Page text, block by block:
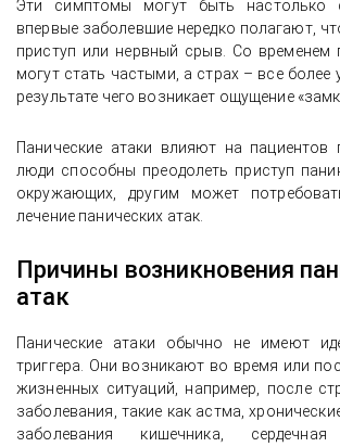
Эти симптомы могут быть настолько
впервые заболевшие нередко полагают,
приступ или нервный срыв. Со временем
могут стать частыми, а страх – все более
результате чего возникает ощущение
Панические атаки влияют на пациентов
люди способны преодолеть приступ
окружающих, другим может
лечение панических атак.
Причины возникновения
атак
Панические атаки обычно не имеют
триггера. Они возникают во время или
жизненных ситуаций, например, после
заболевания, такие как астма,
заболевания кишечника,